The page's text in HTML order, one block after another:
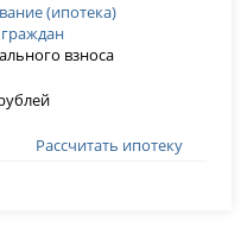
(ипотека)
взноса
Рассчитать ипотеку